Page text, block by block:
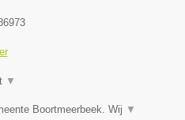
▼
Boortmeerbeek. Wij ▼